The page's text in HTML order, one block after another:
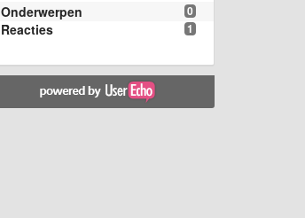
0
Onderwerpen
1
Reacties